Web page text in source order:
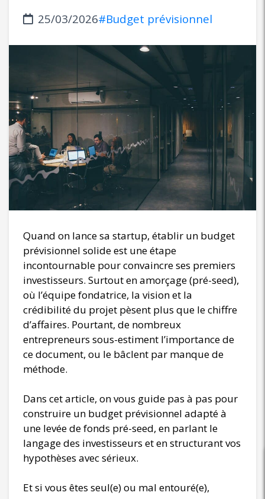
25/03/2026#Budget prévisionnel
Quand on lance sa startup, établir un budget
prévisionnel solide est une étape
incontournable pour convaincre ses premiers
investisseurs. Surtout en amorçage (pré-seed),
où l’équipe fondatrice, la vision et la
crédibilité du projet pèsent plus que le chiffre
d’affaires. Pourtant, de nombreux
entrepreneurs sous-estiment l’importance de
ce document, ou le bâclent par manque de
méthode.
Dans cet article, on vous guide pas à pas pour
construire un budget prévisionnel adapté à
une levée de fonds pré-seed, en parlant le
langage des investisseurs et en structurant vos
hypothèses avec sérieux.
Et si vous êtes seul(e) ou mal entouré(e),